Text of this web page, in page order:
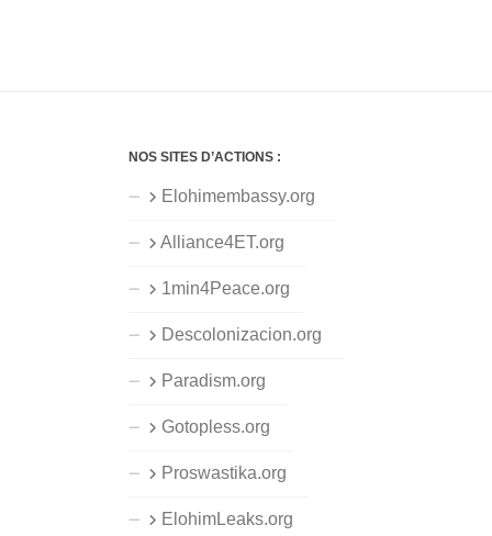
NOS SITES D’ACTIONS :
Elohimembassy.org
Alliance4ET.org
1min4Peace.org
Descolonizacion.org
Paradism.org
Gotopless.org
Proswastika.org
ElohimLeaks.org